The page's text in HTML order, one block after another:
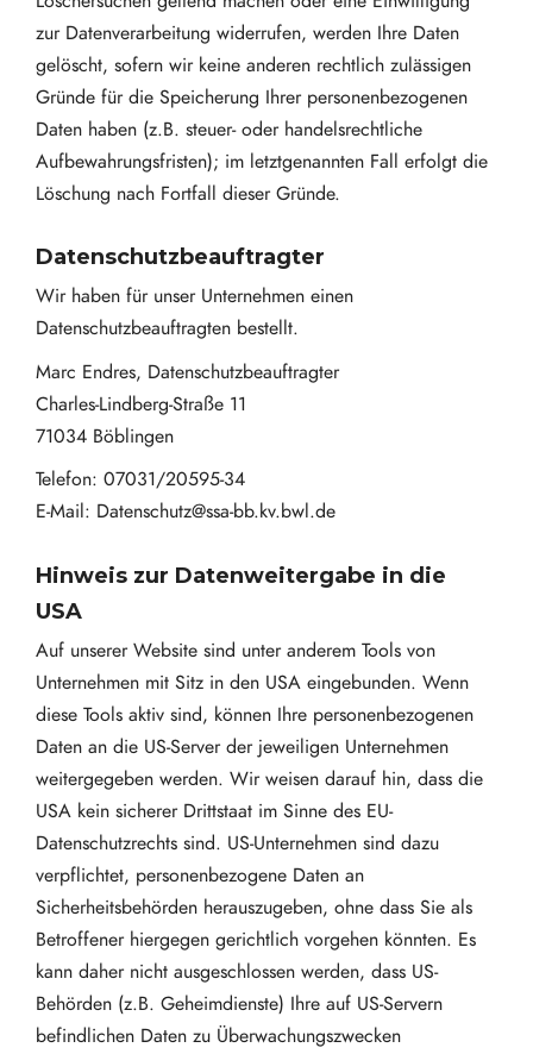
zur Datenverarbeitung widerrufen, werden Ihre Daten
gelöscht, sofern wir keine anderen rechtlich zulässigen
Gründe für die Speicherung Ihrer personenbezogenen
Daten haben (z.B. steuer- oder handelsrechtliche
Aufbewahrungsfristen); im letztgenannten Fall erfolgt die
Löschung nach Fortfall dieser Gründe.
Datenschutz­beauftragter
Wir haben für unser Unternehmen einen
Datenschutzbeauftragten bestellt.
Marc Endres, Datenschutzbeauftragter
Charles-Lindberg-Straße 11
71034 Böblingen
Telefon: 07031/20595-34
E-Mail: Datenschutz@ssa-bb.kv.bwl.de
Hinweis zur Datenweitergabe in die
USA
Auf unserer Website sind unter anderem Tools von
Unternehmen mit Sitz in den USA eingebunden. Wenn
diese Tools aktiv sind, können Ihre personenbezogenen
Daten an die US-Server der jeweiligen Unternehmen
weitergegeben werden. Wir weisen darauf hin, dass die
USA kein sicherer Drittstaat im Sinne des EU-
Datenschutzrechts sind. US-Unternehmen sind dazu
verpflichtet, personenbezogene Daten an
Sicherheitsbehörden herauszugeben, ohne dass Sie als
Betroffener hiergegen gerichtlich vorgehen könnten. Es
kann daher nicht ausgeschlossen werden, dass US-
Behörden (z.B. Geheimdienste) Ihre auf US-Servern
befindlichen Daten zu Überwachungszwecken